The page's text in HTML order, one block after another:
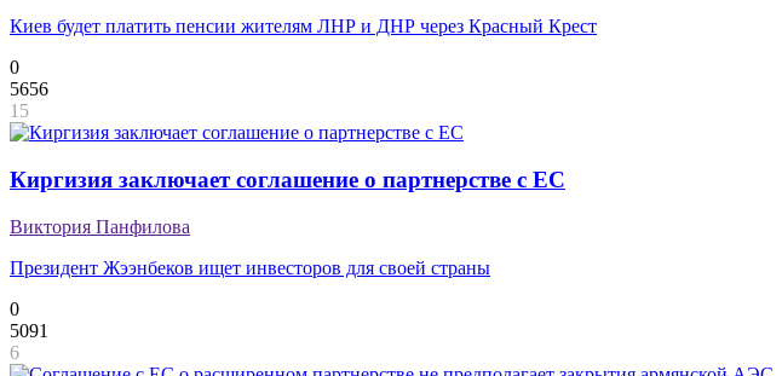
Киев будет платить пенсии жителям ЛНР и ДНР через Красный Крест
0
5656
15
Киргизия заключает соглашение о партнерстве с ЕС
Виктория Панфилова
Президент Жээнбеков ищет инвесторов для своей страны
0
5091
6